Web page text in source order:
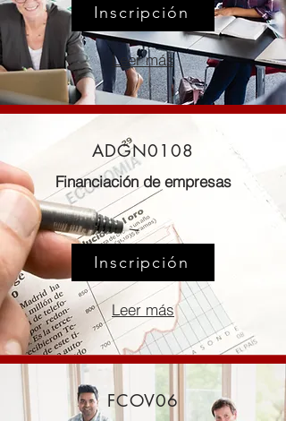
Inscripción
Leer más
ADGN0108
Financiación de empresas
Inscripción
Leer más
FCOV06